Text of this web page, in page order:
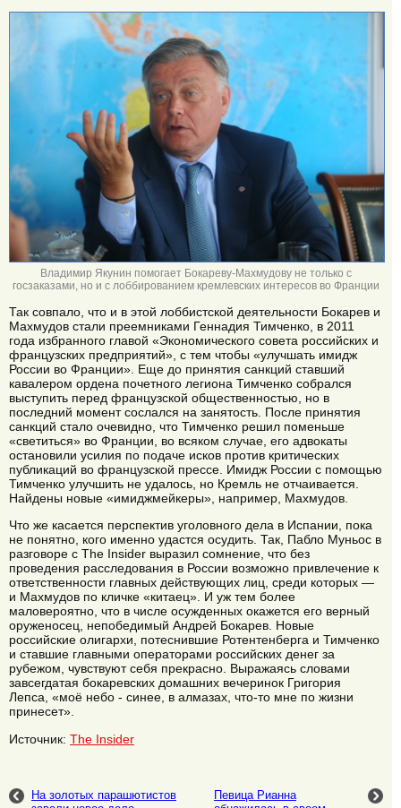
Владимир Якунин помогает Бокареву-Махмудову не только с
госзаказами, но и с лоббированием кремлевских интересов во Франции
Так совпало, что и в этой лоббистской деятельности Бокарев и
Махмудов стали преемниками Геннадия Тимченко, в 2011
года избранного главой «Экономического совета российских и
французских предприятий», с тем чтобы «улучшать имидж
России во Франции». Еще до принятия санкций ставший
кавалером ордена почетного легиона Тимченко собрался
выступить перед французской общественностью, но в
последний момент сослался на занятость. После принятия
санкций стало очевидно, что Тимченко решил поменьше
«светиться» во Франции, во всяком случае, его адвокаты
остановили усилия по подаче исков против критических
публикаций во французской прессе. Имидж России с помощью
Тимченко улучшить не удалось, но Кремль не отчаивается.
Найдены новые «имиджмейкеры», например, Махмудов.
Что же касается перспектив уголовного дела в Испании, пока
не понятно, кого именно удастся осудить. Так, Пабло Муньос в
разговоре с The Insider выразил сомнение, что без
проведения расследования в России возможно привлечение к
ответственности главных действующих лиц, среди которых —
и Махмудов по кличке «китаец». И уж тем более
маловероятно, что в числе осужденных окажется его верный
оруженосец, непобедимый Андрей Бокарев. Новые
российские олигархи, потеснившие Ротентенберга и Тимченко
и ставшие главными операторами российских денег за
рубежом, чувствуют себя прекрасно. Выражаясь словами
завсегдатая бокаревских домашних вечеринок Григория
Лепса, «моё небо - синее, в алмазах, что-то мне по жизни
принесет».
Источник: The Insider
На золотых парашютистов
Певица Рианна